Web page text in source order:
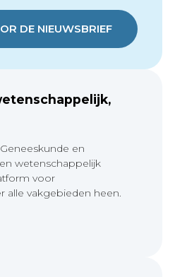
DE NIEUWSBRIEF
en
wetenschappelijk
voor
alle vakgebieden heen.